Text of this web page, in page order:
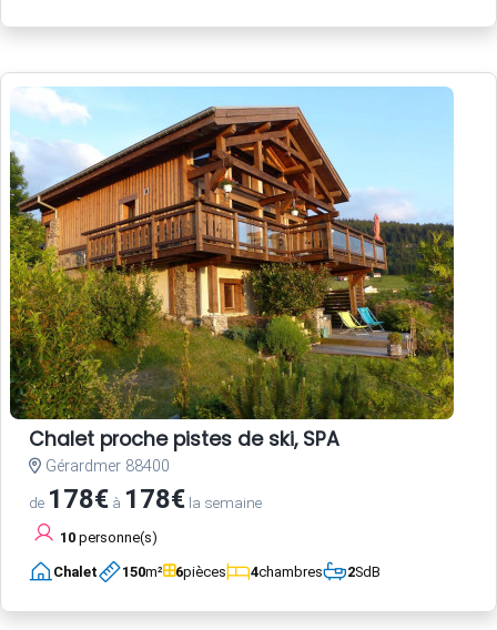
Chalet proche pistes de ski, SPA
Gérardmer 88400
de 178€ à 178€ la semaine
10 personne(s)
Chalet 150m² 6pièces 4chambres 2SdB